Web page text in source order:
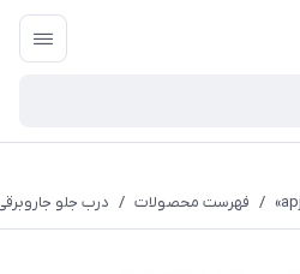
ایران
/ فهرست محصولات / درب جلو جاروبرقی